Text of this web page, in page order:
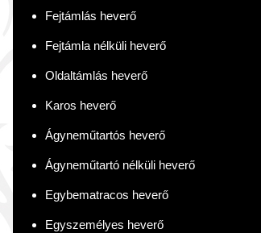
Fejtámlás heverő
Fejtámla nélküli heverő
Oldaltámlás heverő
Karos heverő
Ágyneműtartós heverő
Ágyneműtartó nélküli heverő
Egybematracos heverő
Egyszemélyes heverő